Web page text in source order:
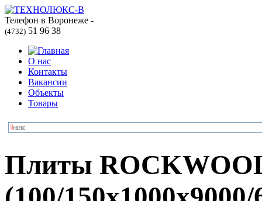
Телефон в Воронеже -
(4732) 51 96 38
О нас
Контакты
Вакансии
Объекты
Товары
Плиты